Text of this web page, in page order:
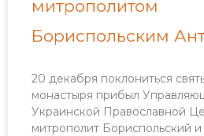
митрополитом
Бориспольским
20 декабря поклониться
монастыря прибыл
Украинской Православной
митрополит Бориспольский и